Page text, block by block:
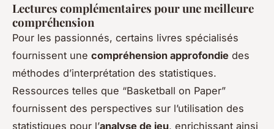
Lectures complémentaires pour une meilleure
compréhension
Pour les passionnés, certains livres spécialisés
fournissent une compréhension approfondie des
méthodes d’interprétation des statistiques.
Ressources telles que “Basketball on Paper”
fournissent des perspectives sur l’utilisation des
statistiques pour l’analyse de jeu, enrichissant ainsi